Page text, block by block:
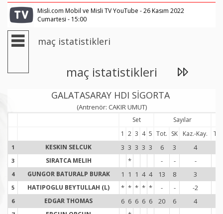
Misli.com Mobil ve Misli TV YouTube - 26 Kasım 2022
Cumartesi - 15:00
maç istatistikleri
maç istatistikleri
GALATASARAY HDI SİGORTA
(Antrenör: CAKIR UMUT)
Set
Sayılar
1 2 3 4 5 Tot. SK Kaz.-Kay.
1 KESKIN SELCUK 3 3 3 3 3 6 3 4
3 SIRATCA MELIH * - - -
4 GUNGOR BATURALP BURAK 1 1 1 4 4 13 8 3
5 HATIPOGLU BEYTULLAH (L) * * * * * - - -2
6 EDGAR THOMAS 6 6 6 6 6 20 6 4